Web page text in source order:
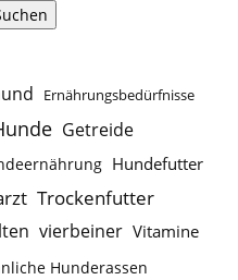
Ernährungsbedürfnisse
Getreide
Hundefutter
Trockenfutter
vierbeiner Vitamine
Hunderassen